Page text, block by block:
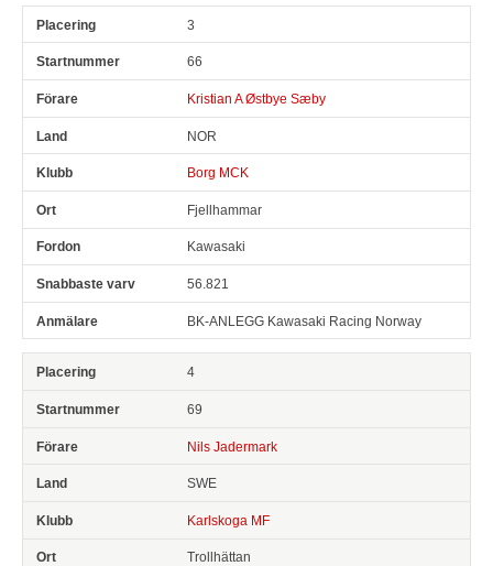
3
66
Kristian A Østbye Sæby
NOR
Borg MCK
Fjellhammar
Kawasaki
56.821
BK-ANLEGG Kawasaki Racing Norway
4
69
Nils Jadermark
SWE
Karlskoga MF
Trollhättan